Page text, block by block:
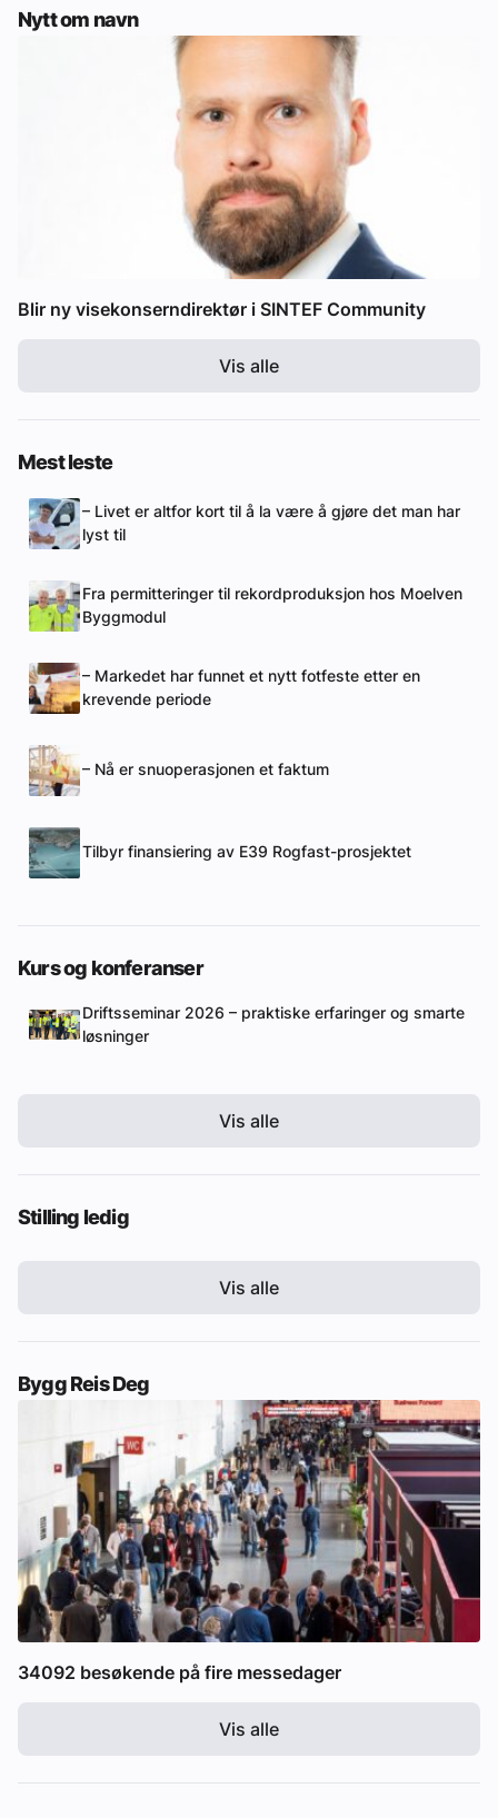
Nytt om navn
Blir ny visekonserndirektør i SINTEF Community
Vis alle
Mest leste
– Livet er altfor kort til å la være å gjøre det man har
lyst til
Fra permitteringer til rekordproduksjon hos Moelven
Byggmodul
– Markedet har funnet et nytt fotfeste etter en
krevende periode
– Nå er snuoperasjonen et faktum
Tilbyr finansiering av E39 Rogfast-prosjektet
Kurs og konferanser
Driftsseminar 2026 – praktiske erfaringer og smarte
løsninger
Vis alle
Stilling ledig
Vis alle
Bygg Reis Deg
34092 besøkende på fire messedager
Vis alle